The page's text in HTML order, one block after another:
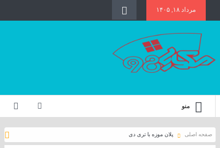
مرداد ۱۸, ۱۴۰۵
منو
صفحه اصلی پلان موزه با تری دی